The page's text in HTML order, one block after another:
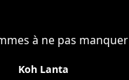
à ne pas manquer
Koh Lanta